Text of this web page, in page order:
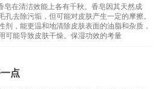
皂在清洁效能上各有千秋。香皂因其天然成
孔去除污垢，但可能对皮肤产生一定的摩擦。
剂，能更温和地清除皮肤表面的油脂和杂质，
可能导致皮肤干燥。保湿功效的考量
点